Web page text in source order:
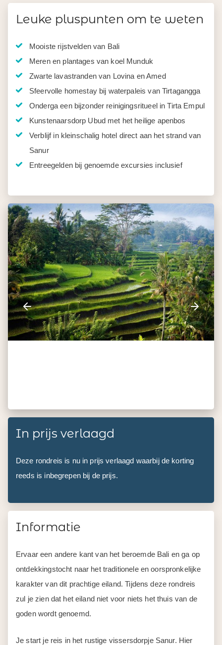
Leuke pluspunten om te weten
Mooiste rijstvelden van Bali
Meren en plantages van koel Munduk
Zwarte lavastranden van Lovina en Amed
Sfeervolle homestay bij waterpaleis van Tirtagangga
Onderga een bijzonder reinigingsritueel in Tirta Empul
Kunstenaarsdorp Ubud met het heilige apenbos
Verblijf in kleinschalig hotel direct aan het strand van
Sanur
Entreegelden bij genoemde excursies inclusief
In prijs verlaagd
Deze rondreis is nu in prijs verlaagd waarbij de korting
reeds is inbegrepen bij de prijs.
Informatie
Ervaar een andere kant van het beroemde Bali en ga op
ontdekkingstocht naar het traditionele en oorspronkelijke
karakter van dit prachtige eiland. Tijdens deze rondreis
zul je zien dat het eiland niet voor niets het thuis van de
goden wordt genoemd.
Je start je reis in het rustige vissersdorpje Sanur. Hier